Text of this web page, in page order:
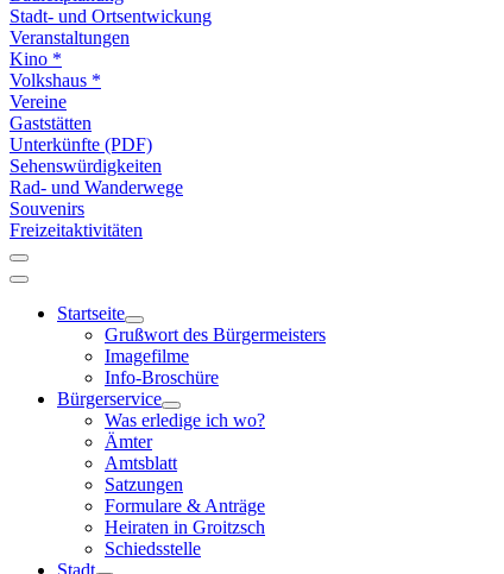
Stadt- und Ortsentwickung
Veranstaltungen
Kino *
Volkshaus *
Vereine
Gaststätten
Unterkünfte (PDF)
Sehenswürdigkeiten
Rad- und Wanderwege
Souvenirs
Freizeitaktivitäten
Startseite
Grußwort des Bürgermeisters
Imagefilme
Info-Broschüre
Bürgerservice
Was erledige ich wo?
Ämter
Amtsblatt
Satzungen
Formulare & Anträge
Heiraten in Groitzsch
Schiedsstelle
Stadt